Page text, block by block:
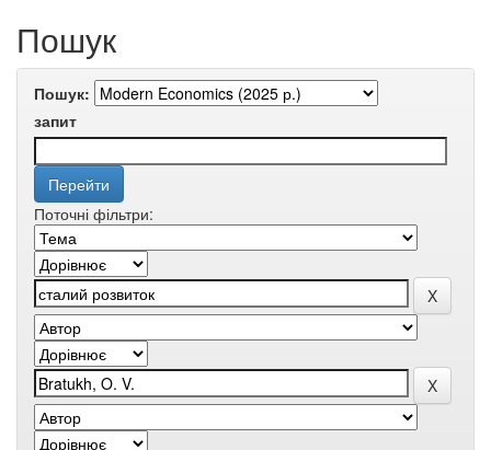
Пошук
Пошук:
запит
Поточні фільтри: